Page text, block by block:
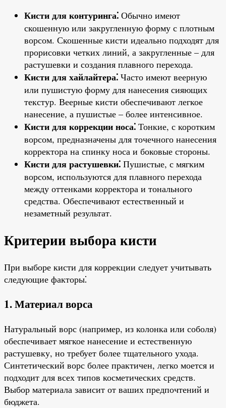
Кисти для контуринга⁚ Обычно имеют
скошенную или закругленную форму с плотным
ворсом. Скошенные кисти идеально подходят для
прорисовки четких линий, а закругленные – для
растушевки и создания плавного перехода.
Кисти для хайлайтера⁚ Часто имеют веерную
или пушистую форму для нанесения сияющих
текстур. Веерные кисти обеспечивают легкое
нанесение, а пушистые – более интенсивное.
Кисти для коррекции носа⁚ Тонкие, с коротким
ворсом, предназначены для точечного нанесения
корректора на спинку носа и боковые стороны.
Кисти для растушевки⁚ Пушистые, с мягким
ворсом, используются для плавного перехода
между оттенками корректора и тонального
средства. Обеспечивают естественный и
незаметный результат.
Критерии выбора кисти
При выборе кисти для коррекции следует учитывать
следующие факторы⁚
1. Материал ворса
Натуральный ворс (например, из колонка или соболя)
обеспечивает мягкое нанесение и естественную
растушевку, но требует более тщательного ухода.
Синтетический ворс более практичен, легко моется и
подходит для всех типов косметических средств.
Выбор материала зависит от ваших предпочтений и
бюджета.